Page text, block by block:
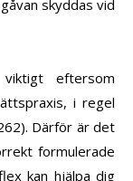
skyddas vid
eftersom
i regel
Därför är det
formulerade
kan hjälpa dig